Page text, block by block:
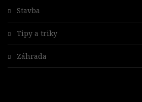
Stavba
Tipy a triky
Záhrada